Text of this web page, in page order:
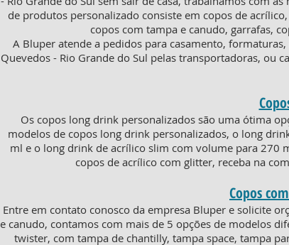
de produtos personalizado consiste em copos de
copos com tampa e canudo, garrafas,
A Bluper atende a pedidos para casamento,
Quevedos - Rio Grande do Sul pelas transportadoras, ou
Os copos long drink personalizados são uma ótima
modelos de copos long drink personalizados, o long
ml e o long drink de acrílico slim com volume para 270
copos de acrílico com glitter, receba na
Copos
Entre em contato conosco da empresa Bluper e solicite
e canudo, contamos com mais de 5 opções de modelos
twister, com tampa de chantilly, tampa space, tampa